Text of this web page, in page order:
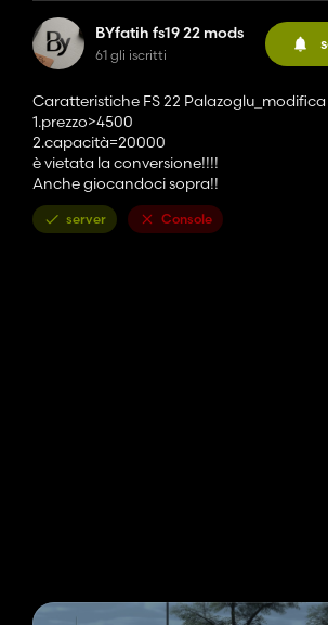
BYfatih fs19 22 mods
61 gli iscritti
Caratteristiche FS 22 Palazoglu_modifica
1.prezzo>4500
2.capacità=20000
è vietata la conversione!!!!
Anche giocandoci sopra!!
server Console